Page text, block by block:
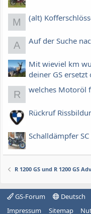
M (alt)
A Auf der Suche
Mit wieviel km
deiner GS
R welches Motoröl
Rückruf
Schalldämpfer
R 1200 GS und R 1200 GS
GS-Forum
Deutsch
Impressum
Sitemap